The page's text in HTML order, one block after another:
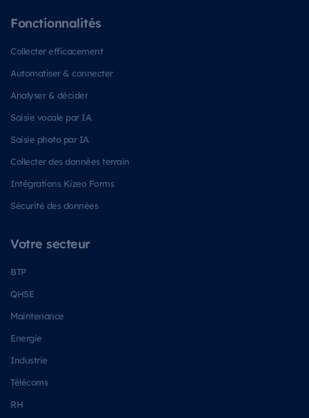
Fonctionnalités
Collecter efficacement
Automatiser & connecter
Analyser & décider
Saisie vocale par IA
Saisie photo par IA
Collecter des données terrain
Intégrations Kizeo Forms
Sécurité des données
Votre secteur
BTP
QHSE
Maintenance
Energie
Industrie
Télécoms
RH